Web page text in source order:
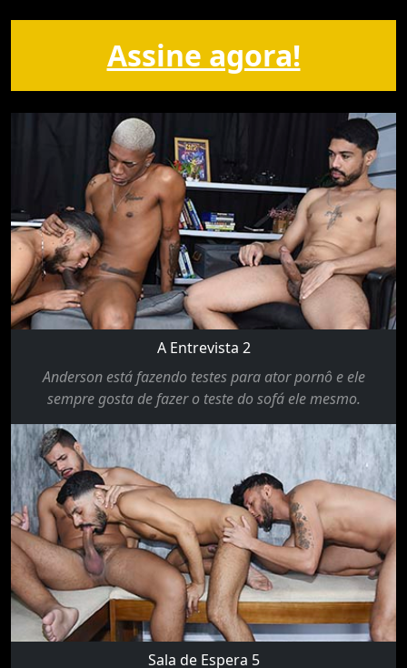
Assine agora!
A Entrevista 2
Anderson está fazendo testes para ator pornô e ele
sempre gosta de fazer o teste do sofá ele mesmo.
Sala de Espera 5